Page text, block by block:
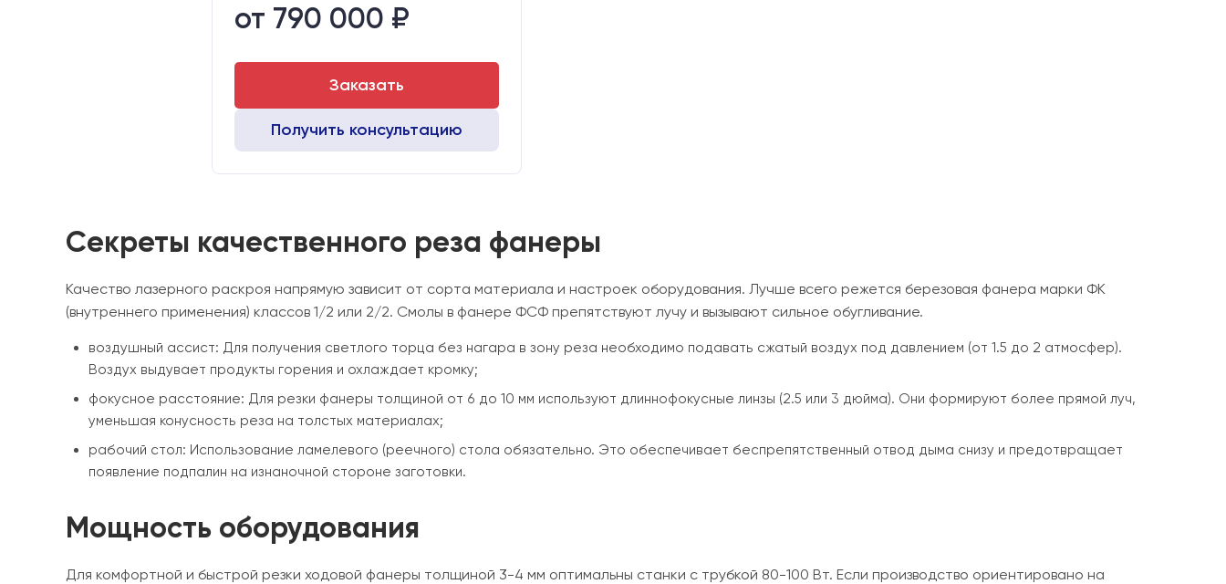
Направляющие оси Y:
Направляющие оси Х:
от 790 000 ₽
Заказать
Получить консультацию
Секреты качественного реза фанеры
Качество лазерного раскроя напрямую зависит от сорта материала и настроек оборудования. Лучше всего режется березовая фанера марки ФК
(внутреннего применения) классов 1/2 или 2/2. Смолы в фанере ФСФ препятствуют лучу и вызывают сильное обугливание.
воздушный ассист: Для получения светлого торца без нагара в зону реза необходимо подавать сжатый воздух под давлением (от 1.5 до 2 атмосфер).
Воздух выдувает продукты горения и охлаждает кромку;
фокусное расстояние: Для резки фанеры толщиной от 6 до 10 мм используют длиннофокусные линзы (2.5 или 3 дюйма). Они формируют более прямой луч,
уменьшая конусность реза на толстых материалах;
рабочий стол: Использование ламелевого (реечного) стола обязательно. Это обеспечивает беспрепятственный отвод дыма снизу и предотвращает
появление подпалин на изнаночной стороне заготовки.
Мощность оборудования
Для комфортной и быстрой резки ходовой фанеры толщиной 3-4 мм оптимальны станки с трубкой 80-100 Вт. Если производство ориентировано на